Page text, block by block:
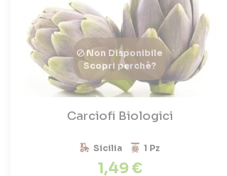
Non Disponibile
Scopri perchè?
Carciofi Biologici
Sicilia 1 Pz
1,49 €